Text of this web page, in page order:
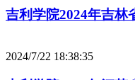
吉利学院2024年吉林
2024/7/22 18:38:35